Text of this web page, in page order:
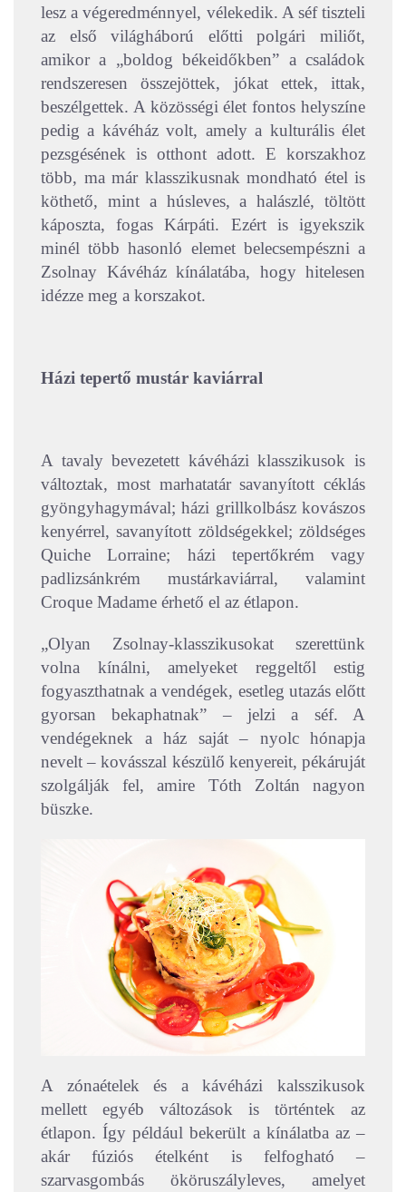
lesz a végeredménnyel, vélekedik. A séf tiszteli
az első világháború előtti polgári miliőt,
amikor a „boldog békeidőkben” a családok
rendszeresen összejöttek, jókat ettek, ittak,
beszélgettek. A közösségi élet fontos helyszíne
pedig a kávéház volt, amely a kulturális élet
pezsgésének is otthont adott. E korszakhoz
több, ma már klasszikusnak mondható étel is
köthető, mint a húsleves, a halászlé, töltött
káposzta, fogas Kárpáti. Ezért is igyekszik
minél több hasonló elemet belecsempészni a
Zsolnay Kávéház kínálatába, hogy hitelesen
idézze meg a korszakot.
Házi tepertő mustár kaviárral
A tavaly bevezetett kávéházi klasszikusok is
változtak, most marhatatár savanyított céklás
gyöngyhagymával; házi grillkolbász kovászos
kenyérrel, savanyított zöldségekkel; zöldséges
Quiche Lorraine; házi tepertőkrém vagy
padlizsánkrém mustárkaviárral, valamint
Croque Madame érhető el az étlapon.
„Olyan Zsolnay-klasszikusokat szerettünk
volna kínálni, amelyeket reggeltől estig
fogyaszthatnak a vendégek, esetleg utazás előtt
gyorsan bekaphatnak” – jelzi a séf. A
vendégeknek a ház saját – nyolc hónapja
nevelt – kovásszal készülő kenyereit, pékáruját
szolgálják fel, amire Tóth Zoltán nagyon
büszke.
A zónaételek és a kávéházi kalsszikusok
mellett egyéb változások is történtek az
étlapon. Így például bekerült a kínálatba az –
akár fúziós ételként is felfogható –
szarvasgombás ököruszályleves, amelyet